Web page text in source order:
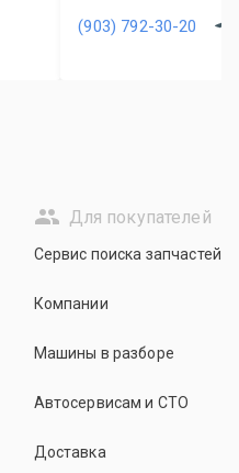
(903) 792-30-20
Для покупателей
Сервис поиска запчастей
Компании
Машины в разборе
Автосервисам и СТО
Доставка